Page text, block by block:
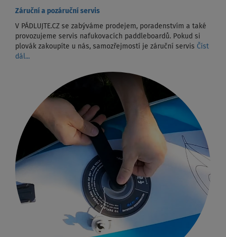
Záruční a pozáruční servis
V PÁDLUJTE.CZ se zabýváme prodejem, poradenstvím a také
provozujeme servis nafukovacích paddleboardů. Pokud si
plovák zakoupíte u nás, samozřejmostí je záruční servis Číst
dál...